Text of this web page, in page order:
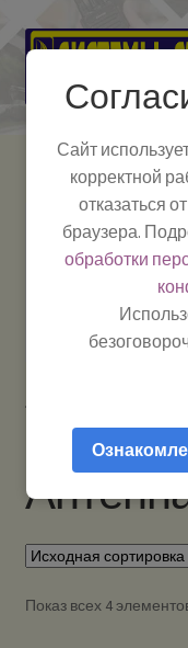
Перейти
навигации
Перейти
содержимому
Как пользоваться
Полезная
Мой аккаунт
Системы Связи:
г. Красноярск, ул.
Работаем:Пн-Пт:
10:00–18:00
Показ всех 4
Сайт
корректной
отказаться
браузера.
обработки